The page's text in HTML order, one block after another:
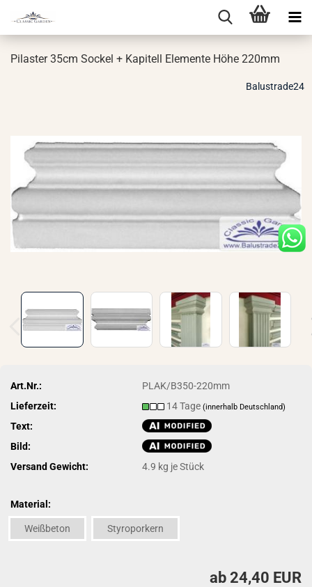
Pi­las­ter 35cm So­ckel + Ka­pi­tell Ele­men­te Höhe 220mm
Balustrade24
Art.Nr.:
PLAK/B350-220mm
Lieferzeit:
14 Tage(innerhalb Deutschland)
Text:
Bild:
Versand Gewicht:
4.9 kg je Stück
Material:
Weißbeton Styroporkern
ab 24,40 EUR